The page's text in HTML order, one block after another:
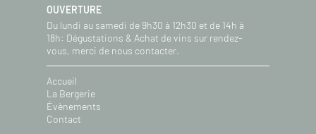
OUVERTURE
Du lundi au samedi de 9h30 à 12h30 et de 14h à
18h: Dégustations & Achat de vins sur rendez-
vous, merci de nous contacter.
Accueil
La Bergerie
Évènements
Contact